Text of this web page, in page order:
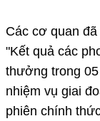
Các cơ quan
"Kết quả các
thưởng trong
nhiệm vụ giai
phiên chính